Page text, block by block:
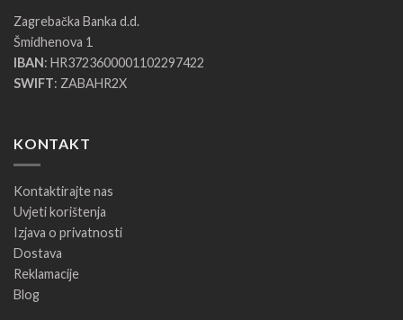
Zagrebačka Banka d.d.
Šmidhenova 1
IBAN: HR3723600001102297422
SWIFT: ZABAHR2X
KONTAKT
Kontaktirajte nas
Uvjeti korištenja
Izjava o privatnosti
Dostava
Reklamacije
Blog